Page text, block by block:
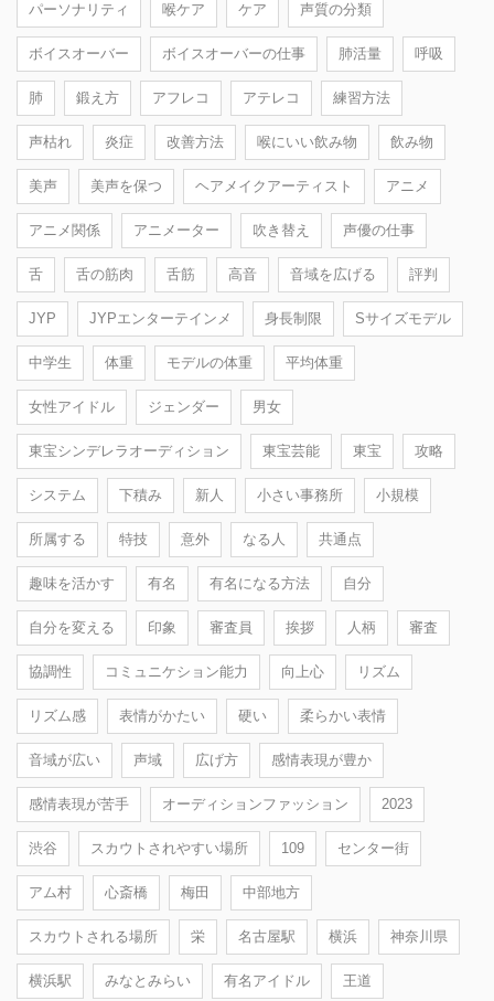
パーソナリティ 喉ケア ケア 声質の分類
ボイスオーバー ボイスオーバーの仕事 肺活量 呼吸
肺 鍛え方 アフレコ アテレコ 練習方法
声枯れ 炎症 改善方法 喉にいい飲み物 飲み物
美声 美声を保つ ヘアメイクアーティスト アニメ
アニメ関係 アニメーター 吹き替え 声優の仕事
舌 舌の筋肉 舌筋 高音 音域を広げる 評判
JYP JYPエンターテインメ 身長制限 Sサイズモデル
中学生 体重 モデルの体重 平均体重
女性アイドル ジェンダー 男女
東宝シンデレラオーディション 東宝芸能 東宝 攻略
システム 下積み 新人 小さい事務所 小規模
所属する 特技 意外 なる人 共通点
趣味を活かす 有名 有名になる方法 自分
自分を変える 印象 審査員 挨拶 人柄 審査
協調性 コミュニケション能力 向上心 リズム
リズム感 表情がかたい 硬い 柔らかい表情
音域が広い 声域 広げ方 感情表現が豊か
感情表現が苦手 オーディションファッション 2023
渋谷 スカウトされやすい場所 109 センター街
アム村 心斎橋 梅田 中部地方
スカウトされる場所 栄 名古屋駅 横浜 神奈川県
横浜駅 みなとみらい 有名アイドル 王道